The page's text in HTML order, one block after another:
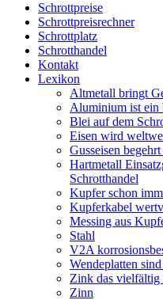
Schrottpreise
Schrottpreisrechner
Schrottplatz
Schrotthandel
Kontakt
Lexikon
Altmetall bringt
Aluminium ist ein
Blei auf dem
Eisen wird
Gusseisen
Hartmetall
Schrotthandel
Kupfer schon
Kupferkabel
Messing aus
Stahl
V2A
Wendeplatten
Zink das vielfältig
Zinn